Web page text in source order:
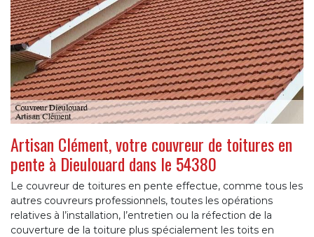
Artisan Clément, votre couvreur de toitures en
pente à Dieulouard dans le 54380
Le couvreur de toitures en pente effectue, comme tous les
autres couvreurs professionnels, toutes les opérations
relatives à l’installation, l’entretien ou la réfection de la
couverture de la toiture plus spécialement les toits en